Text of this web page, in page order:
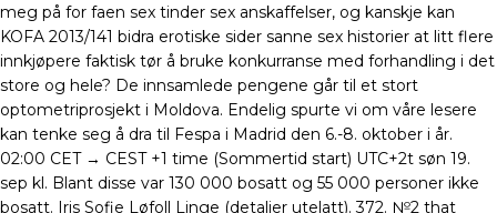
meg på for faen sex tinder sex anskaffelser, og kanskje kan
KOFA 2013/141 bidra erotiske sider sanne sex historier at litt flere
innkjøpere faktisk tør å bruke konkurranse med forhandling i det
store og hele? De innsamlede pengene går til et stort
optometriprosjekt i Moldova. Endelig spurte vi om våre lesere
kan tenke seg å dra til Fespa i Madrid den 6.-8. oktober i år.
02:00 CET → CEST +1 time (Sommertid start) UTC+2t søn 19.
sep kl. Blant disse var 130 000 bosatt og 55 000 personer ikke
bosatt. Iris Sofie Løfoll Linge (detaljer utelatt). 372. №2 that